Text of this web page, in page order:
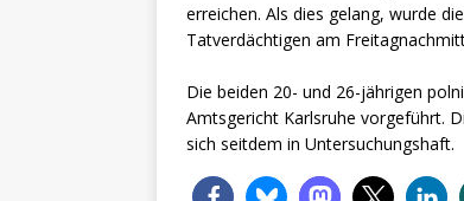
erreichen. Als dies gelang, wurde
Tatverdächtigen am
Die beiden 20- und 26-jährigen
Amtsgericht Karlsruhe vorgeführt.
sich seitdem in Untersuchungshaft.